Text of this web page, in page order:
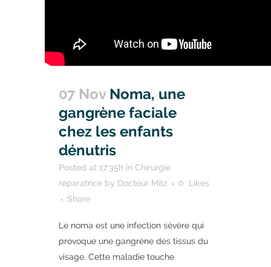
07 Nov Noma, une
gangrène faciale
chez les enfants
dénutris
Posted at 17:35h in Chirurgie
réparatrice by Docteur Mitz 0
Likes
Share
Le noma est une infection sévère qui
provoque une gangrène des tissus du
visage. Cette maladie touche